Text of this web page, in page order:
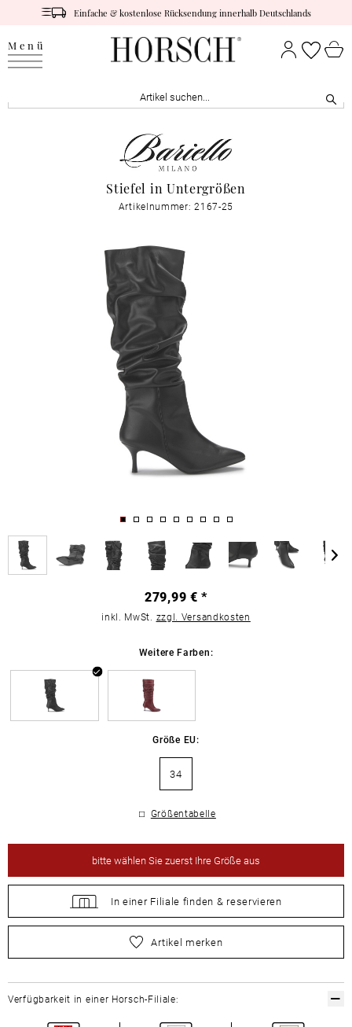
Einfache & kostenlose Rücksendung innerhalb Deutschlands
Menü
Stiefel in Untergrößen
Artikelnummer: 2167-25
279,99 € *
inkl. MwSt. zzgl. Versandkosten
Weitere Farben:
Größe EU:
34
Größentabelle
bittewählen Sie zuerst Ihre Größe aus
In einer Filiale finden & reservieren
wählen Sie zuerst Ihre Größe aus
Artikel merken
Verfügbarkeit in einer Horsch-Filiale: